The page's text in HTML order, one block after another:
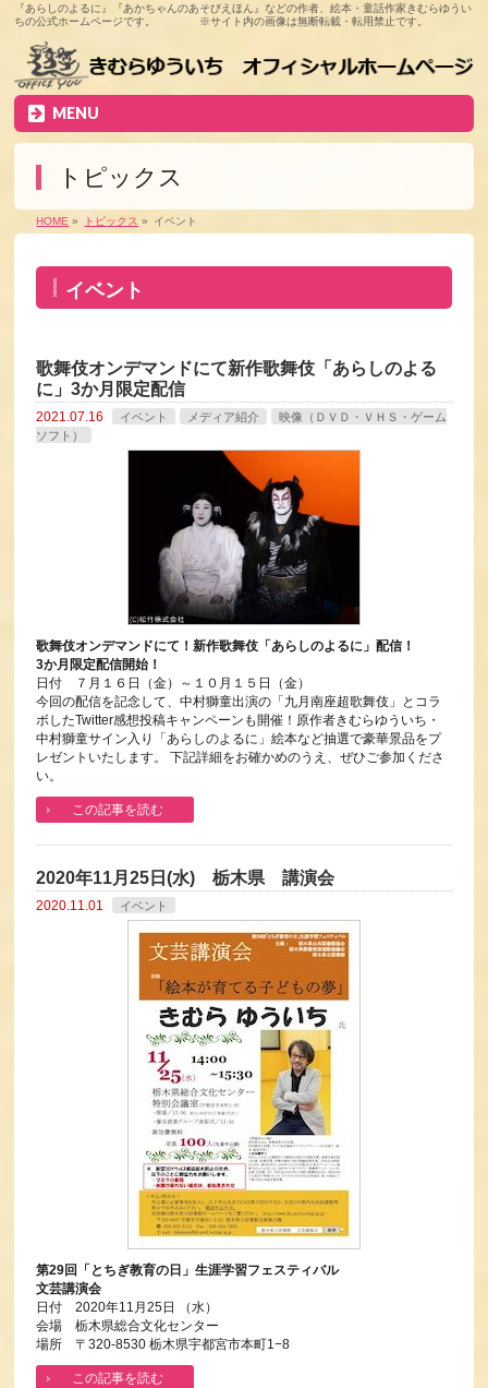
『あらしのよるに』『あかちゃんのあそびえほん』などの作者、絵本・童話作家きむらゆうい
ちの公式ホームページです。 ※サイト内の画像は無断転載・転用禁止です。
MENU
トピックス
HOME » トピックス » イベント
イベント
歌舞伎オンデマンドにて新作歌舞伎「あらしのよる
に」3か月限定配信
2021.07.16 イベント メディア紹介
映像（ＤＶＤ・ＶＨＳ・ゲーム
ソフト）
歌舞伎オンデマンドにて！新作歌舞伎「あらしのよるに」配信！
3か月限定配信開始！
日付 ７月１６日（金）～１０月１５日（金）
今回の配信を記念して、中村獅童出演の「九月南座超歌舞伎」とコラ
ボしたTwitter感想投稿キャンペーンも開催！原作者きむらゆういち・
中村獅童サイン入り「あらしのよるに」絵本など抽選で豪華景品をプ
レゼントいたします。 下記詳細をお確かめのうえ、ぜひご参加くださ
い。
この記事を読む
2020年11月25日(水) 栃木県 講演会
2020.11.01 イベント
第29回「とちぎ教育の日」生涯学習フェスティバル
文芸講演会
日付 2020年11月25日 （水）
会場 栃木県総合文化センター
場所 〒320-8530 栃木県宇都宮市本町1−8
この記事を読む